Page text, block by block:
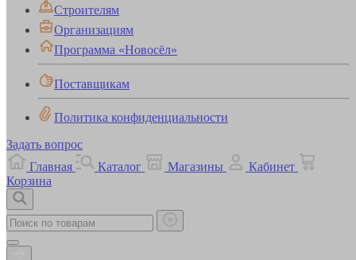
Строителям
Организациям
Программа «Новосёл»
Поставщикам
Политика конфиденциальности
Задать вопрос
Главная
Каталог Магазины
Кабинет
Корзина